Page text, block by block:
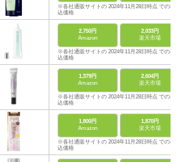
※各社通販サイトの 2024年11月28日時点 での税
込価格
2,750円
Amazon
2,033円
楽天市場
※各社通販サイトの 2024年11月28日時点 での税
込価格
1,379円
Amazon
2,604円
楽天市場
※各社通販サイトの 2024年11月28日時点 での税
込価格
1,800円
Amazon
1,870円
楽天市場
※各社通販サイトの 2024年11月28日時点 での税
込価格